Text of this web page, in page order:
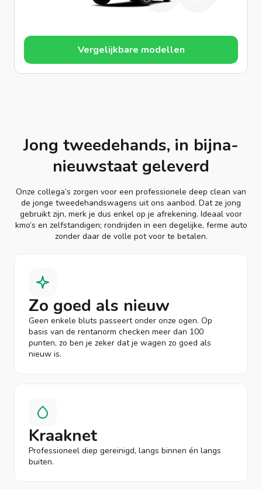
Vergelijkbare modellen
Jong tweedehands, in bijna-
nieuwstaat geleverd
Onze collega’s zorgen voor een professionele deep clean van
de jonge tweedehandswagens uit ons aanbod. Dat ze jong
gebruikt zijn, merk je dus enkel op je afrekening. Ideaal voor
kmo’s en zelfstandigen; rondrijden in een degelijke, ferme auto
zonder daar de volle pot voor te betalen.
Zo goed als nieuw
Geen enkele bluts passeert onder onze ogen. Op
basis van de rentanorm checken meer dan 100
punten, zo ben je zeker dat je wagen zo goed als
nieuw is.
Kraaknet
Professioneel diep gereinigd, langs binnen én langs
buiten.